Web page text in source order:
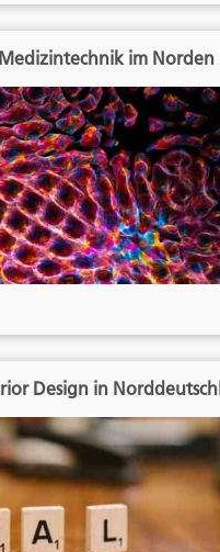
im Norden
Design in